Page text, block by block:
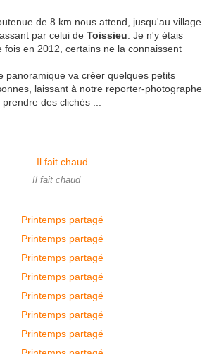
de 8 km nous attend, jusqu'au village
par celui de Toissieu . Je n'y étais
fois en 2012, certains ne la connaissent
panoramique va créer quelques petits
laissant à notre reporter-photographe
des clichés ...
Il fait chaud